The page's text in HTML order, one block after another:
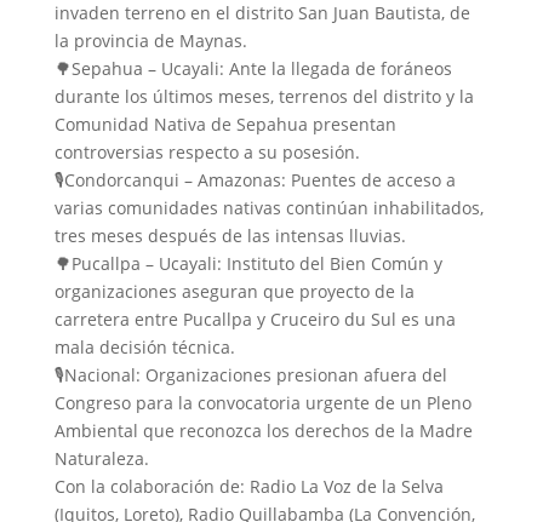
invaden terreno en el distrito San Juan Bautista, de
la provincia de Maynas.
🌳Sepahua – Ucayali: Ante la llegada de foráneos
durante los últimos meses, terrenos del distrito y la
Comunidad Nativa de Sepahua presentan
controversias respecto a su posesión.
🎙️Condorcanqui – Amazonas: Puentes de acceso a
varias comunidades nativas continúan inhabilitados,
tres meses después de las intensas lluvias.
🌳Pucallpa – Ucayali: Instituto del Bien Común y
organizaciones aseguran que proyecto de la
carretera entre Pucallpa y Cruceiro du Sul es una
mala decisión técnica.
🎙️Nacional: Organizaciones presionan afuera del
Congreso para la convocatoria urgente de un Pleno
Ambiental que reconozca los derechos de la Madre
Naturaleza.
Con la colaboración de: Radio La Voz de la Selva
(Iquitos, Loreto), Radio Quillabamba (La Convención,